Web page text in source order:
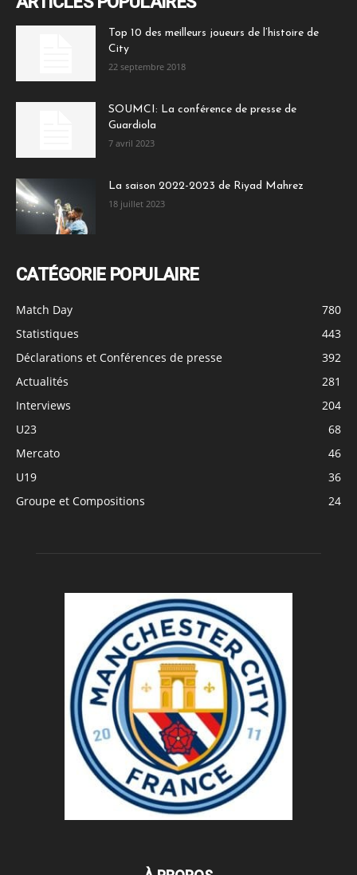
Top 10 des meilleurs joueurs de l’histoire de
City
22 septembre 2018
SOUMCI: La conférence de presse de
Guardiola
7 avril 2023
La saison 2022-2023 de Riyad Mahrez
18 juillet 2023
CATÉGORIE POPULAIRE
Match Day
780
Statistiques
443
Déclarations et Conférences de presse
392
Actualités
281
Interviews
204
U23
68
Mercato
46
U19
36
Groupe et Compositions
24